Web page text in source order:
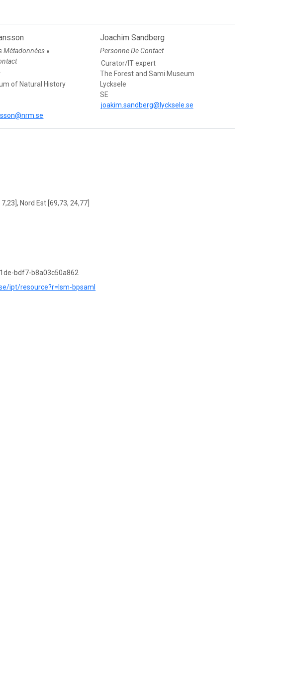
Métadonnées ●
of Natural History
Joachim Sandberg
Personne De Contact
Curator/IT expert
The Forest and Sami Museum
Lycksele
SE
joakim.sandberg@lycksele.se
Nord Est [69,73, 24,77]
bdf7-b8a03c50a862
ipt/resource?r=lsm-bpsaml